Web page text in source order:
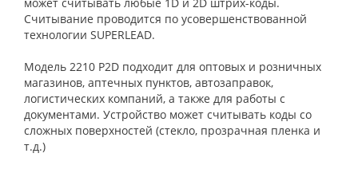
Считывание проводится по усовершенствованной
технологии SUPERLEAD.
Модель 2210 P2D подходит для оптовых и розничных
магазинов, аптечных пунктов, автозаправок,
логистических компаний, а также для работы с
документами. Устройство может считывать коды со
сложных поверхностей (стекло, прозрачная пленка и
т.д.)